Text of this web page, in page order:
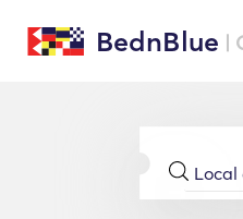
BednBlue